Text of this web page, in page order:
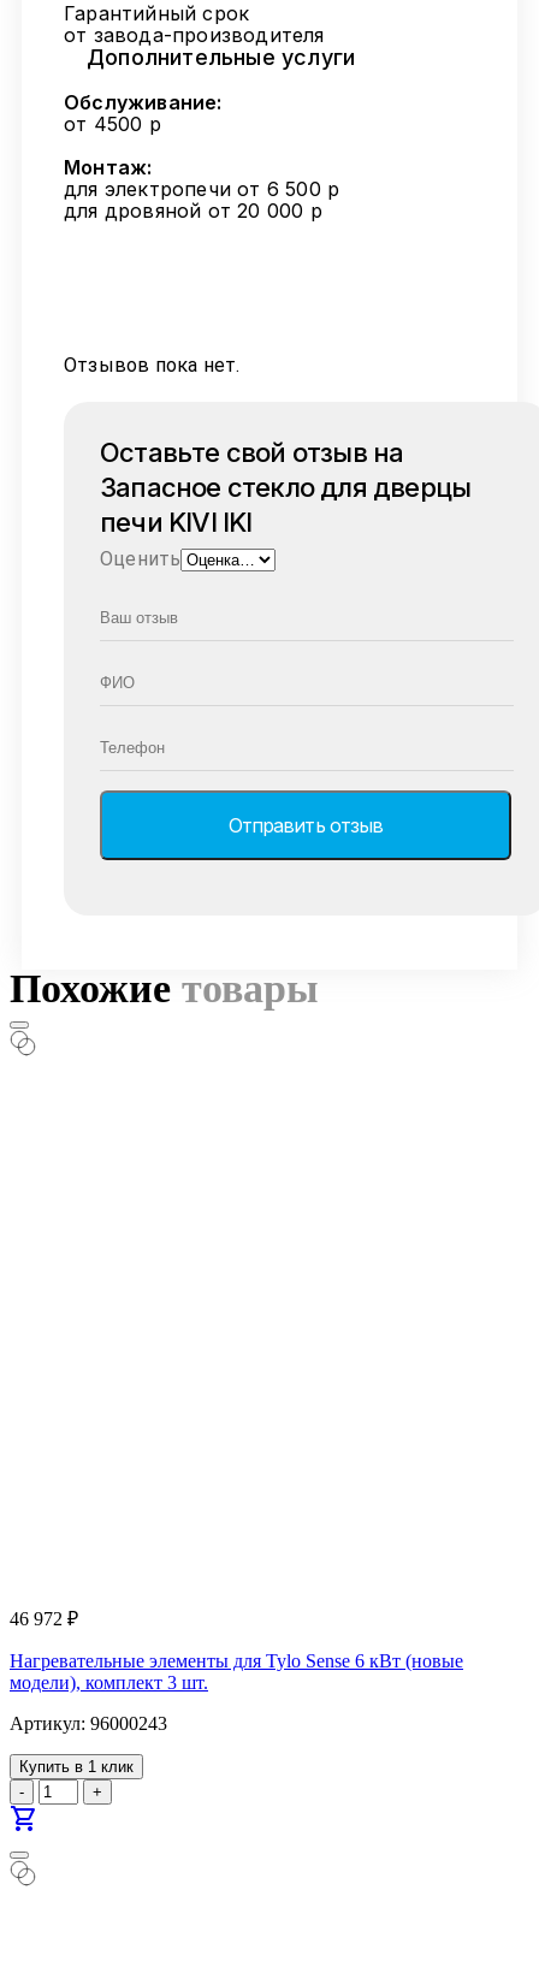
Гарантийный срок
от завода-производителя
Дополнительные услуги
Обслуживание:
от 4500 р
Монтаж:
для электропечи от 6 500 р
для дровяной от 20 000 р
Отзывов пока нет.
Оставьте свой отзыв на
Запасное стекло для дверцы
печи KIVI IKI
Оценить
Похожие товары
46 972 ₽
Нагревательные элементы для Tylo Sense 6 кВт (новые
модели), комплект 3 шт.
Артикул: 96000243
Купить в 1 клик
-
+
shopping_cart